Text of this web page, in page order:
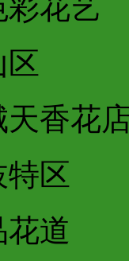
彩花艺
区
香花
特区
道